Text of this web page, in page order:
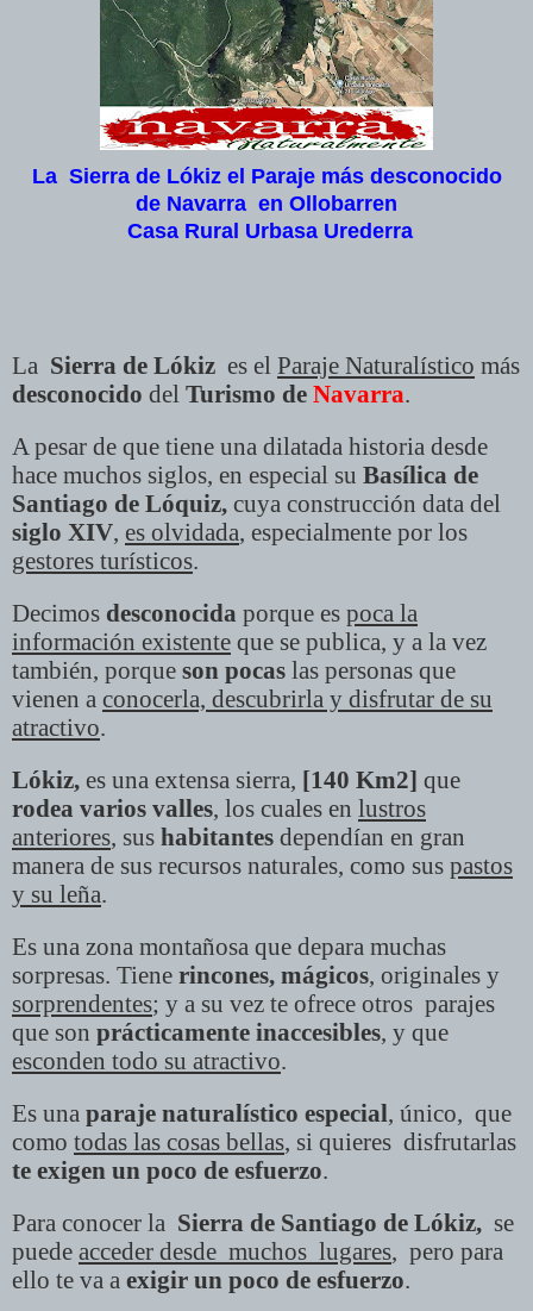
La Sierra de Lókiz el Paraje más desconocido
de Navarra en Ollobarren
Casa Rural Urbasa Urederra
La Sierra de Lókiz es el Paraje Naturalístico más
desconocido del Turismo de Navarra.
A pesar de que tiene una dilatada historia desde
hace muchos siglos, en especial su Basílica de
Santiago de Lóquiz, cuya construcción data del
siglo XIV, es olvidada, especialmente por los
gestores turísticos.
Decimos desconocida porque es poca la
información existente que se publica, y a la vez
también, porque son pocas las personas que
vienen a conocerla, descubrirla y disfrutar de su
atractivo.
Lókiz, es una extensa sierra, [140 Km2] que
rodea varios valles, los cuales en lustros
anteriores, sus habitantes dependían en gran
manera de sus recursos naturales, como sus pastos
y su leña.
Es una zona montañosa que depara muchas
sorpresas. Tiene rincones, mágicos, originales y
sorprendentes; y a su vez te ofrece otros parajes
que son prácticamente inaccesibles, y que
esconden todo su atractivo.
Es una paraje naturalístico especial, único, que
como todas las cosas bellas, si quieres disfrutarlas
te exigen un poco de esfuerzo.
Para conocer la Sierra de Santiago de Lókiz, se
puede acceder desde muchos lugares, pero para
ello te va a exigir un poco de esfuerzo.